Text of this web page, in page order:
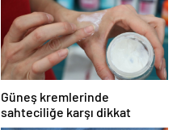
Güneş kremlerinde
sahteciliğe karşı dikkat